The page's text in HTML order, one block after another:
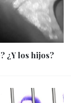
¿Y los hijos?